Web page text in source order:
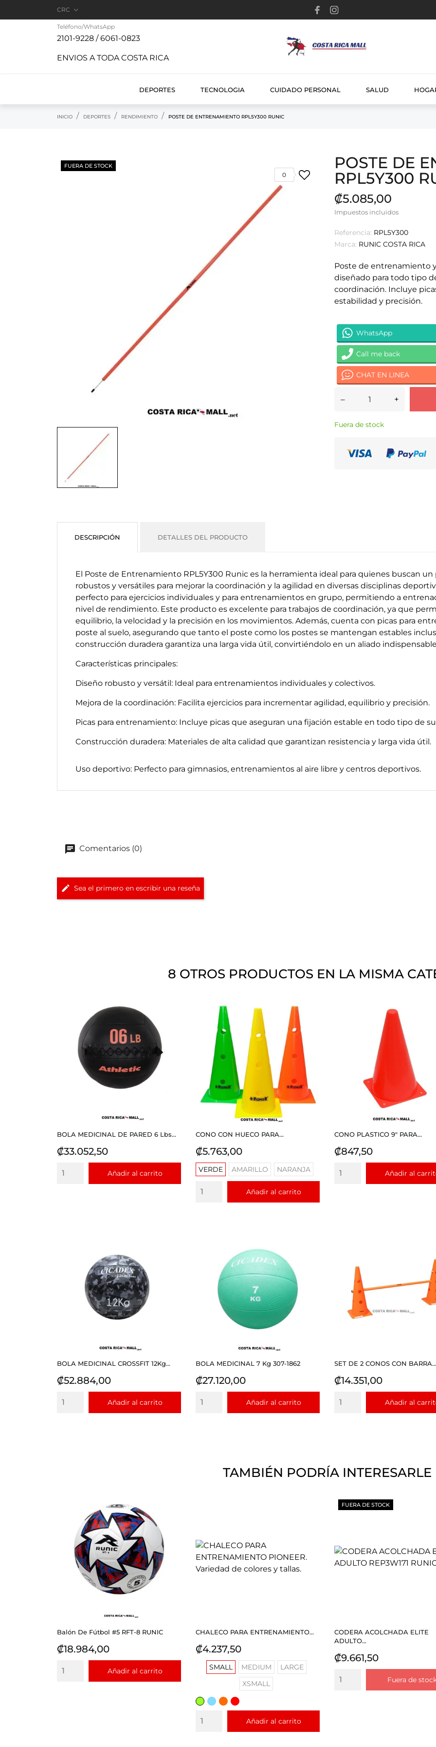
CRC 
Teléfono/WhatsApp
2101-9228 / 6061-0823
ENVIOS A TODA COSTA RICA
DEPORTES TECNOLOGIA CUIDADO PERSONAL SALUD
INICIO DEPORTES RENDIMIENTO POSTE DE ENTRENAMIENTO RPL5Y300 RUNIC
FUERA DE STOCK
0
POSTE DE
RPL5Y300
₡5.085,00
Impuestos incluidos
Referencia: RPL5Y300
Marca: RUNIC COSTA RICA
Poste de entrenamiento
diseñado para todo tipo
coordinación. Incluye
estabilidad y precisión.
WhatsApp
Call me back
CHAT EN LINEA
– +
Fuera de stock
DESCRIPCIÓN DETALLES DEL PRODUCTO
El Poste de Entrenamiento RPL5Y300 Runic es la herramienta ideal para quienes buscan
robustos y versátiles para mejorar la coordinación y la agilidad en diversas disciplinas
perfecto para ejercicios individuales y para entrenamientos en grupo, permitiendo a
nivel de rendimiento. Este producto es excelente para trabajos de coordinación, ya que
equilibrio, la velocidad y la precisión en los movimientos. Además, cuenta con picas para
poste al suelo, asegurando que tanto el poste como los postes se mantengan estables
construcción duradera garantiza una larga vida útil, convirtiéndolo en un aliado
Características principales:
Diseño robusto y versátil: Ideal para entrenamientos individuales y colectivos.
Mejora de la coordinación: Facilita ejercicios para incrementar agilidad, equilibrio y precisión.
Picas para entrenamiento: Incluye picas que aseguran una fijación estable en todo tipo de
Construcción duradera: Materiales de alta calidad que garantizan resistencia y larga vida útil.
Uso deportivo: Perfecto para gimnasios, entrenamientos al aire libre y centros deportivos.
Comentarios (0)
Sea el primero en escribir una reseña
8 OTROS PRODUCTOS EN LA MISMA
BOLA MEDICINAL DE PARED 6 Lbs...
Precio
₡33.052,50
Añadir al carrito
CONO CON HUECO PARA...
Precio
₡5.763,00
VERDE AMARILLO NARANJA
Añadir al carrito
CONO PLASTICO 9" PARA...
Precio
₡847,50
Añadir al
BOLA MEDICINAL CROSSFIT 12Kg...
Precio
₡52.884,00
Añadir al carrito
BOLA MEDICINAL 7 Kg 307-1862
Precio
₡27.120,00
Añadir al carrito
SET DE 2 CONOS CON BARRA...
Precio
₡14.351,00
Añadir al
TAMBIÉN PODRÍA INTERESARLE
Balón De Fútbol #5 RFT-8 RUNIC
Precio
₡18.984,00
Añadir al carrito
CHALECO PARA ENTRENAMIENTO...
Precio
₡4.237,50
SMALL MEDIUM
LARGE
XSMALL
VERDECELESTE
NARANJA
ROJO
Añadir al carrito
CODERA ACOLCHADA ELITE
ADULTO...
Precio
₡9.661,50
Fuera de
FUERA DE STOCK